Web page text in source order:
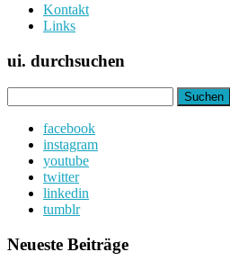
Kontakt
Links
ui. durchsuchen
nach:
facebook
instagram
youtube
twitter
linkedin
tumblr
Neueste Beiträge